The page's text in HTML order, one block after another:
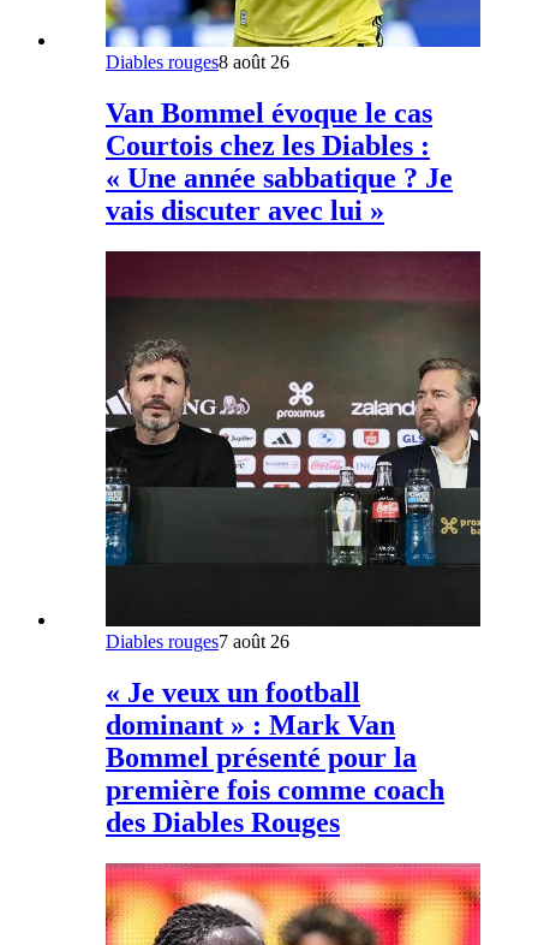
Diables rouges8 août 26
Van Bommel évoque le cas
Courtois chez les Diables :
« Une année sabbatique ? Je
vais discuter avec lui »
Diables rouges7 août 26
« Je veux un football
dominant » : Mark Van
Bommel présenté pour la
première fois comme coach
des Diables Rouges